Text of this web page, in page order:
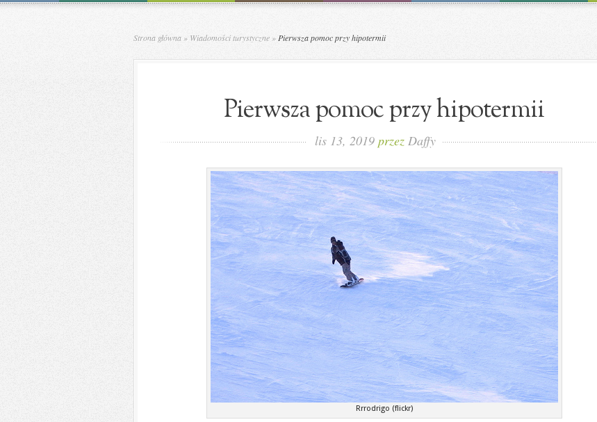
Strona główna » Wiadomości turystyczne » Pierwsza pomoc przy hipotermii
Pierwsza pomoc przy hipotermii
lis 13, 2019 przez Daffy
Rrrodrigo (flickr)